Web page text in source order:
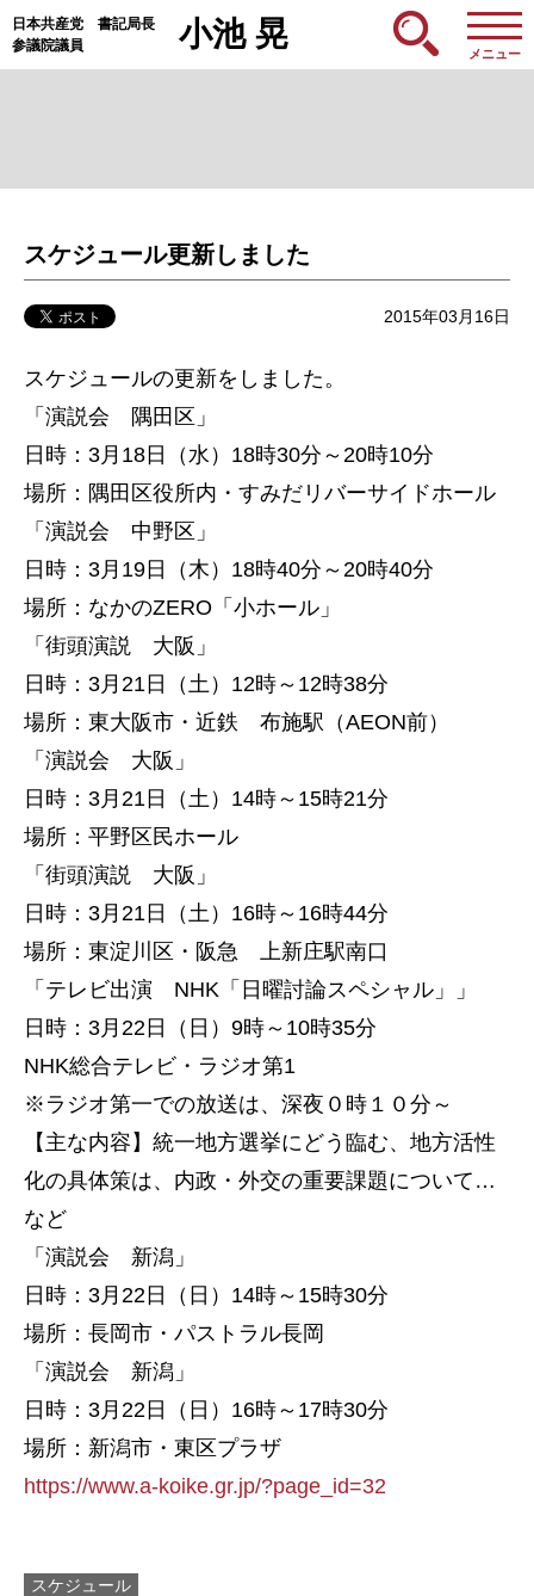
日本共産党 書記局長
参議院議員
小池 晃
メニュー
スケジュール更新しました
2015年03月16日
スケジュールの更新をしました。
「演説会 隅田区」
日時：3月18日（水）18時30分～20時10分
場所：隅田区役所内・すみだリバーサイドホール
「演説会 中野区」
日時：3月19日（木）18時40分～20時40分
場所：なかのZERO「小ホール」
「街頭演説 大阪」
日時：3月21日（土）12時～12時38分
場所：東大阪市・近鉄 布施駅（AEON前）
「演説会 大阪」
日時：3月21日（土）14時～15時21分
場所：平野区民ホール
「街頭演説 大阪」
日時：3月21日（土）16時～16時44分
場所：東淀川区・阪急 上新庄駅南口
「テレビ出演 NHK「日曜討論スペシャル」」
日時：3月22日（日）9時～10時35分
NHK総合テレビ・ラジオ第1
※ラジオ第一での放送は、深夜０時１０分～
【主な内容】統一地方選挙にどう臨む、地方活性
化の具体策は、内政・外交の重要課題について…
など
「演説会 新潟」
日時：3月22日（日）14時～15時30分
場所：長岡市・パストラル長岡
「演説会 新潟」
日時：3月22日（日）16時～17時30分
場所：新潟市・東区プラザ
https://www.a-koike.gr.jp/?page_id=32
スケジュール